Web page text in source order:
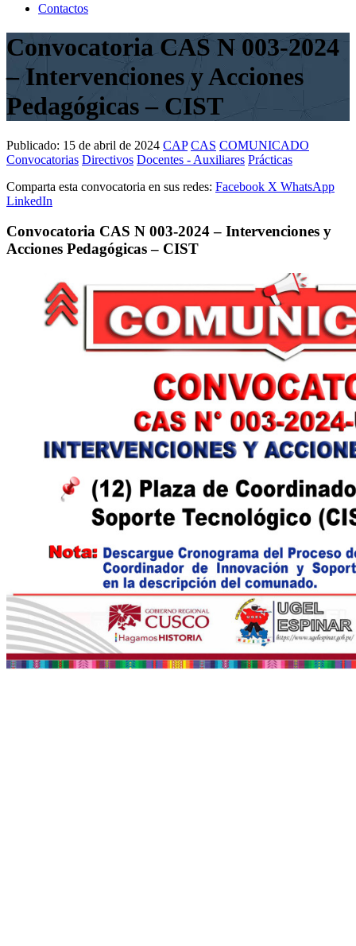
Contactos
Convocatoria CAS N 003-2024
– Intervenciones y Acciones
Pedagógicas – CIST
Publicado: 15 de abril de 2024 CAP CAS COMUNICADO
Convocatorias Directivos Docentes - Auxiliares Prácticas
Comparta esta convocatoria en sus redes: Facebook X WhatsApp
LinkedIn
Convocatoria CAS N 003-2024 – Intervenciones y
Acciones Pedagógicas – CIST